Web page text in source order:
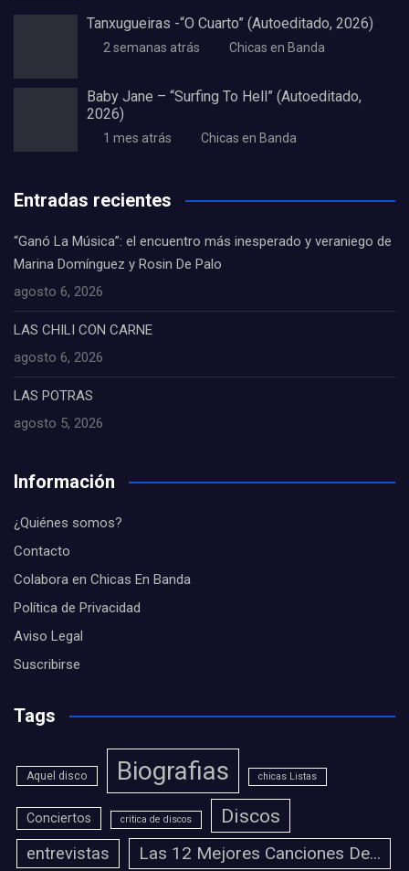
Tanxugueiras -“O Cuarto” (Autoeditado, 2026)
2 semanas atrás Chicas en Banda
Baby Jane – “Surfing To Hell” (Autoeditado,
2026)
1 mes atrás Chicas en Banda
Entradas recientes
“Ganó La Música”: el encuentro más inesperado y veraniego de
Marina Domínguez y Rosin De Palo
agosto 6, 2026
LAS CHILI CON CARNE
agosto 6, 2026
LAS POTRAS
agosto 5, 2026
Información
¿Quiénes somos?
Contacto
Colabora en Chicas En Banda
Política de Privacidad
Aviso Legal
Suscribirse
Tags
Aquel disco Biografias chicas Listas
Conciertos critica de discos Discos
entrevistas Las 12 Mejores Canciones De...